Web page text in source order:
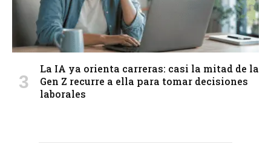
La IA ya orienta carreras: casi la mitad de la
Gen Z recurre a ella para tomar decisiones
laborales